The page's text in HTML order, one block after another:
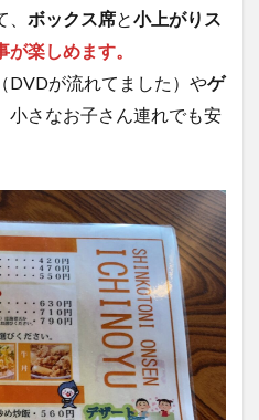
ボックス席と小上がりス
が楽しめます。
（DVDが流れてました）やゲ
小さなお子さん連れでも安